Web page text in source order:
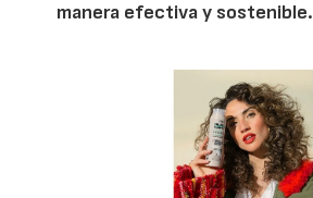
manera efectiva y sostenible.